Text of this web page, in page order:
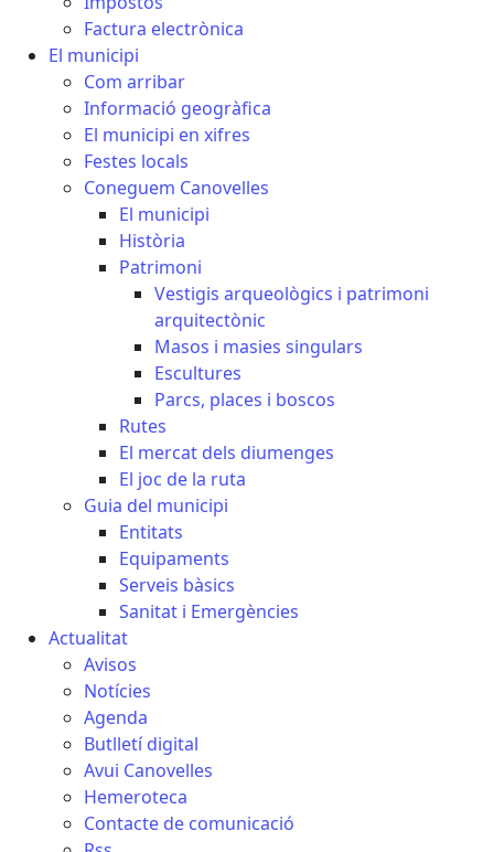
Factura electrònica
El municipi
Com arribar
Informació geogràfica
El municipi en xifres
Festes locals
Coneguem Canovelles
El municipi
Història
Patrimoni
Vestigis arqueològics i patrimoni
arquitectònic
Masos i masies singulars
Escultures
Parcs, places i boscos
Rutes
El mercat dels diumenges
El joc de la ruta
Guia del municipi
Entitats
Equipaments
Serveis bàsics
Sanitat i Emergències
Actualitat
Avisos
Notícies
Agenda
Butlletí digital
Avui Canovelles
Hemeroteca
Contacte de comunicació